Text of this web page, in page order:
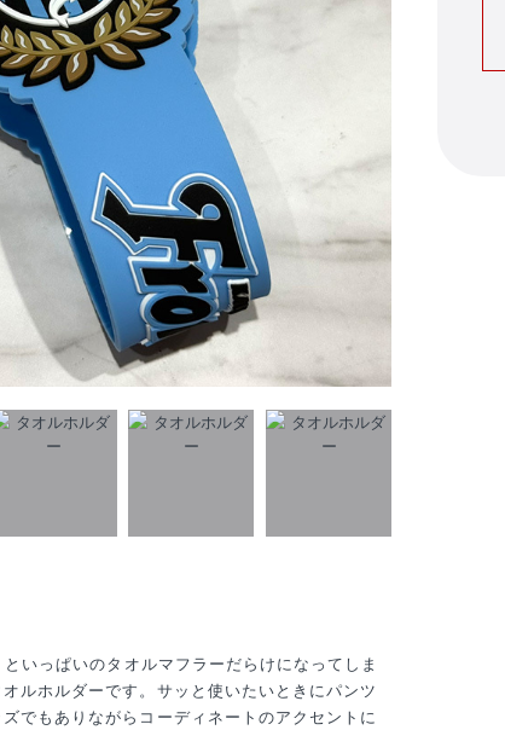
いっぱいのタオルマフラーだらけになってしま
ルホルダーです。サッと使いたいときにパンツ
でもありながらコーディネートのアクセントに